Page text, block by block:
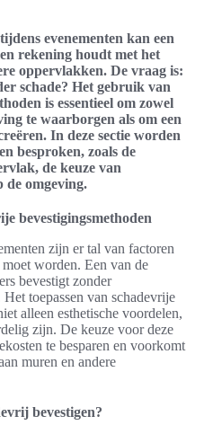
evenementen kan een
rekening houdt met het
oppervlakken. De vraag is:
schade? Het gebruik van
is essentieel om zowel
te waarborgen als om een
In deze sectie worden
besproken, zoals de
de keuze van
de omgeving.
bevestigingsmethoden
zijn er tal van factoren
worden. Een van de
bevestigt zonder
toepassen van schadevrije
alleen esthetische voordelen,
zijn. De keuze voor deze
te besparen en voorkomt
muren en andere
bevestigen?